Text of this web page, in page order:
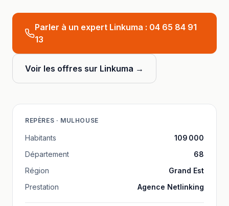
Parler à un expert Linkuma : 04 65 84 91
13
Voir les offres sur Linkuma →
REPÈRES · MULHOUSE
Habitants
109 000
Département
68
Région
Grand Est
Prestation
Agence Netlinking